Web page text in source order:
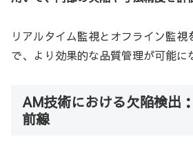
リアルタイム監視とオフライン監視
で、より効果的な品質管理が可能に
AM技術における欠陥検出
前線